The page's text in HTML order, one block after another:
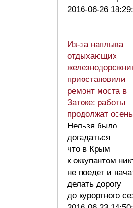
2016-06-26
Из-за наплыва
отдыхающих
приостановили
ремонт моста в
Затоке: работы
продолжат
Нельзя было
догадаться
что в Крым
к оккупантом
не поедет и
делать дорогу
до курортного